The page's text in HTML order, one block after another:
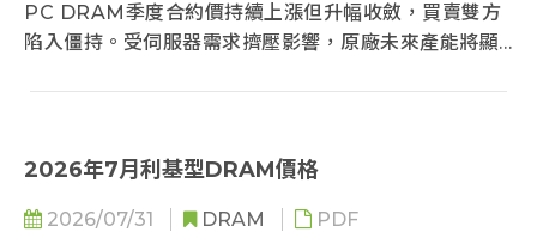
PC DRAM季度合約價持續上漲但升幅收斂，買賣雙方
陷入僵持。受伺服器需求擠壓影響，原廠未來產能將顯
2026年7月利基型DRAM價格
2026/07/31 DRAM
PDF